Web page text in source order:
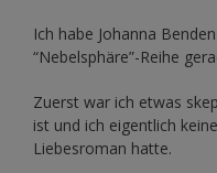
Ich habe Johanna
“Nebelsphäre”-Reihe
Zuerst war ich etwas
ist und ich eigentlich
Liebesroman hatte.